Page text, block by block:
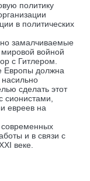
политику
в политических
замалчиваемые
войной
с Гитлером.
Европы должна
сделать этот
евреев на
современных
и в связи с
веке.